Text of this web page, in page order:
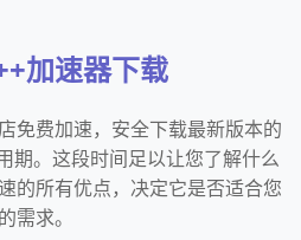
加速器下载
免费加速，安全下载最新版本的
期。这段时间足以让您了解什么
的所有优点，决定它是否适合您
的需求。